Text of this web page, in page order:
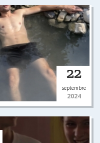
22
septembre
2024